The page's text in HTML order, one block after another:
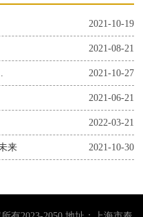
2021-10-19
2021-08-21
2021-10-27
2021-06-21
2022-03-21
2021-10-30
来